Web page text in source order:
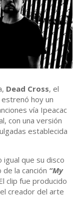
Dead Cross, el
hoy un
vía Ipeacac
con una versión
establecida
que su disco
la canción “My
clip fue producido
creador del arte